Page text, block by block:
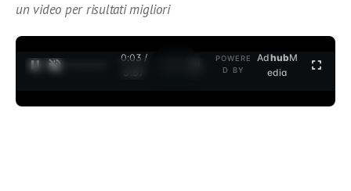
un video per risultati migliori
0:03 /
3:37
POWERE
D BY
AdhubM
edia